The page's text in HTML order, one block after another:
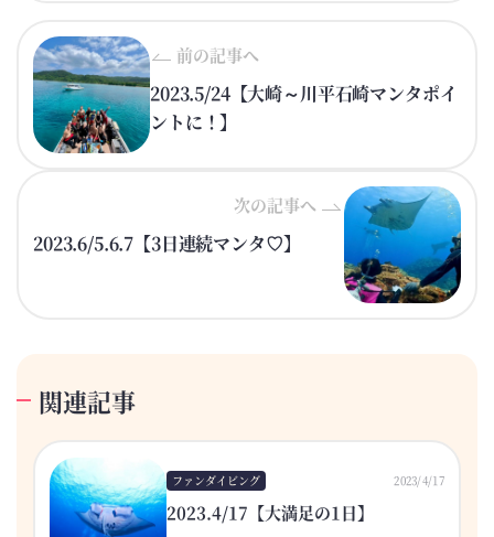
前の記事へ
2023.5/24【大崎～川平石崎マンタポイ
ントに！】
次の記事へ
2023.6/5.6.7【3日連続マンタ♡】
関連記事
ファンダイビング 2023/4/17
2023.4/17【大満足の1日】